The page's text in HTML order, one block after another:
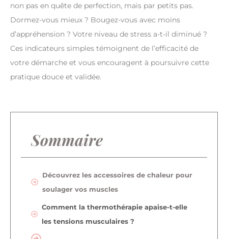
non pas en quête de perfection, mais par petits pas.
Dormez-vous mieux ? Bougez-vous avec moins
d’appréhension ? Votre niveau de stress a-t-il diminué ?
Ces indicateurs simples témoignent de l’efficacité de
votre démarche et vous encouragent à poursuivre cette
pratique douce et validée.
Sommaire
Découvrez les accessoires de chaleur pour
soulager vos muscles
Comment la thermothérapie apaise-t-elle
les tensions musculaires ?